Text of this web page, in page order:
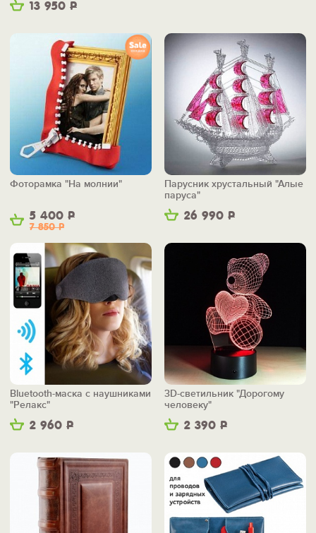
13 950 Р
5 400 Р
7 850Р
Фоторамка "На молнии"
26 990 Р
Парусник хрустальный "Алые
паруса"
2 960 Р
Bluetooth-маска с наушниками
"Релакс"
2 390 Р
3D-светильник "Дорогому
человеку"